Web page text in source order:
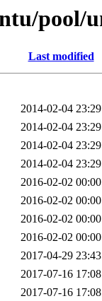
pool/
Last modified
2014-02-04 23:29
2014-02-04 23:29
2014-02-04 23:29
2014-02-04 23:29
2016-02-02 00:00
2016-02-02 00:00
2016-02-02 00:00
2016-02-02 00:00
2017-04-29 23:43
2017-07-16 17:08
2017-07-16 17:08